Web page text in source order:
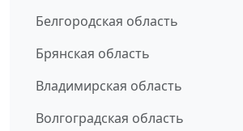
Белгородская область
Брянская область
Владимирская область
Волгоградская область